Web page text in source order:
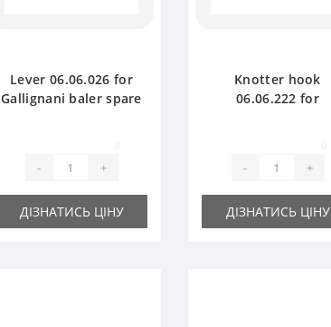
Lever 06.06.026 for
Gallignani baler spare
- +
ДІЗНАТИСЬ ЦІНУ
Knotter hook
06.06.222 for
- +
ДІЗНАТИСЬ ЦІНУ